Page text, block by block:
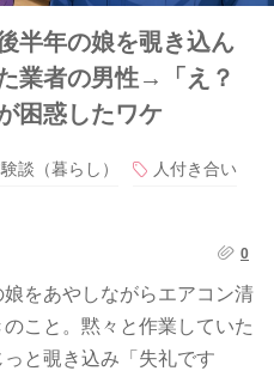
半年の娘を覗き込ん
業者の男性→「え？
困惑したワケ
談（暮らし）
人付き合い
0
をあやしながらエアコン清
こと。黙々と作業していた
と覗き込み「失礼です